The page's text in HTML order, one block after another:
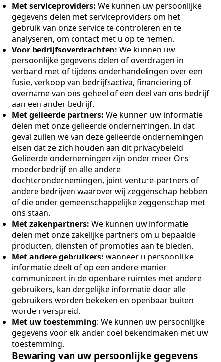
Met serviceproviders: We kunnen uw persoonlijke
gegevens delen met serviceproviders om het
gebruik van onze service te controleren en te
analyseren, om contact met u op te nemen.
Voor bedrijfsoverdrachten: We kunnen uw
persoonlijke gegevens delen of overdragen in
verband met of tijdens onderhandelingen over een
fusie, verkoop van bedrijfsactiva, financiering of
overname van ons geheel of een deel van ons bedrijf
aan een ander bedrijf.
Met gelieerde partners: We kunnen uw informatie
delen met onze gelieerde ondernemingen. In dat
geval zullen we van deze gelieerde ondernemingen
eisen dat ze zich houden aan dit privacybeleid.
Gelieerde ondernemingen zijn onder meer Ons
moederbedrijf en alle andere
dochterondernemingen, joint venture-partners of
andere bedrijven waarover wij zeggenschap hebben
of die onder gemeenschappelijke zeggenschap met
ons staan.
Met zakenpartners: We kunnen uw informatie
delen met onze zakelijke partners om u bepaalde
producten, diensten of promoties aan te bieden.
Met andere gebruikers: wanneer u persoonlijke
informatie deelt of op een andere manier
communiceert in de openbare ruimtes met andere
gebruikers, kan dergelijke informatie door alle
gebruikers worden bekeken en openbaar buiten
worden verspreid.
Met uw toestemming: We kunnen uw persoonlijke
gegevens voor elk ander doel bekendmaken met uw
toestemming.
Bewaring van uw persoonlijke gegevens